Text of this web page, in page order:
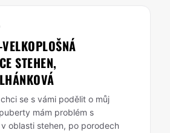
STEHEN,
se s vámi podělit o můj
mám problém s
oblasti stehen, po porodech